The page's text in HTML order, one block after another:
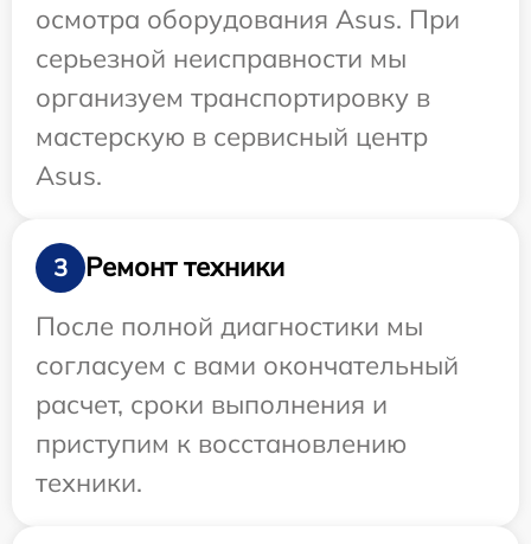
осмотра оборудования Asus. При
серьезной неисправности мы
организуем транспортировку в
мастерскую в сервисный центр
Asus.
3
Ремонт техники
После полной диагностики мы
согласуем с вами окончательный
расчет, сроки выполнения и
приступим к восстановлению
техники.